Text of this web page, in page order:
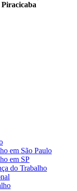
em São Paulo
em SP
do Trabalho